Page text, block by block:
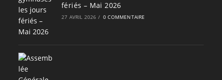
fériés – Mai 2026
27 AVRIL 2026 / 0 COMMENTAIRE